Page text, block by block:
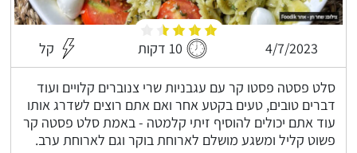
4/7/2023 10 דקות קל
סלט פסטה פסטו קר עם עגבניות שרי צנוברים קלויים ועוד
דברים טובים, טעים בקטע אחר ואם אתם רוצים לשדרג אותו
עוד אתם יכולים להוסיף זיתי קלמטה - באמת סלט פסטה קר
פשוט קליל ומשגע מושלם לארוחת בוקר וגם לארוחת ערב.